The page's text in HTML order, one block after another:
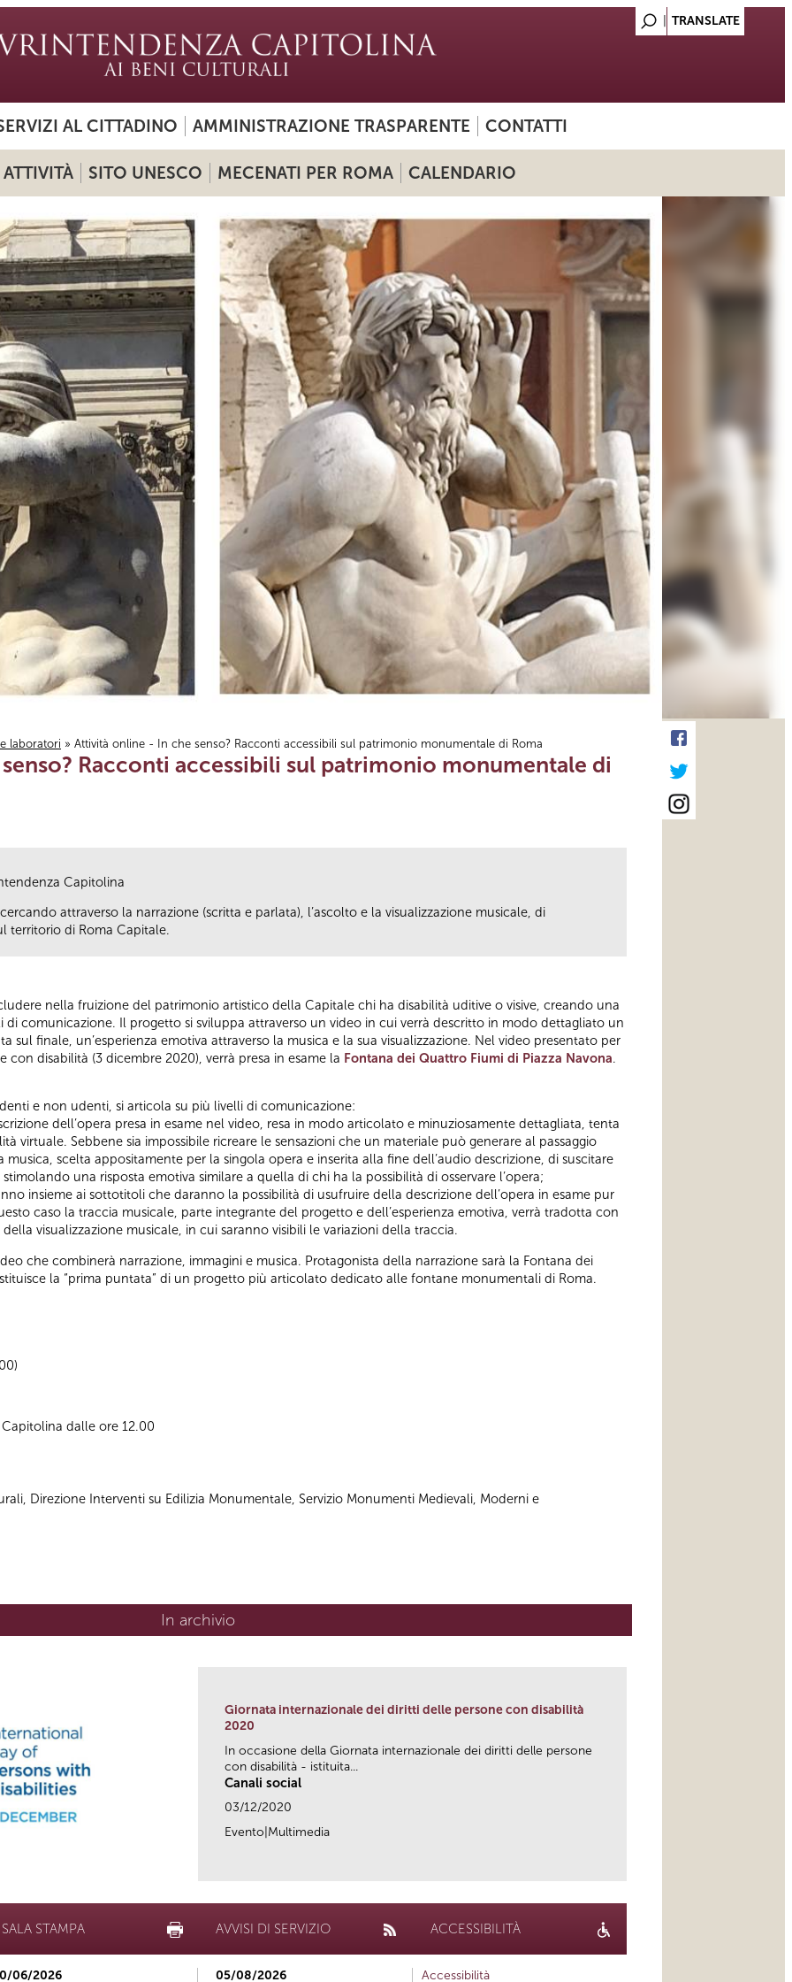
AL CITTADINO AMMINISTRAZIONE TRASPARENTE CONTATTI
ATTIVITÀ SITO UNESCO MECENATI PER ROMA CALENDARIO
laboratori » Attività online - In che senso? Racconti accessibili sul patrimonio monumentale di Roma
Racconti accessibili sul patrimonio monumentale di
Capitolina
attraverso la narrazione (scritta e parlata), l’ascolto e la visualizzazione musicale, di
territorio di Roma Capitale.
nella fruizione del patrimonio artistico della Capitale chi ha disabilità uditive o visive, creando una
comunicazione. Il progetto si sviluppa attraverso un video in cui verrà descritto in modo dettagliato un
sul finale, un’esperienza emotiva attraverso la musica e la sua visualizzazione. Nel video presentato per
disabilità (3 dicembre 2020), verrà presa in esame la Fontana dei Quattro Fiumi di Piazza Navona.
e non udenti, si articola su più livelli di comunicazione:
dell’opera presa in esame nel video, resa in modo articolato e minuziosamente dettagliata, tenta
virtuale. Sebbene sia impossibile ricreare le sensazioni che un materiale può generare al passaggio
musica, scelta appositamente per la singola opera e inserita alla fine dell’audio descrizione, di suscitare
una risposta emotiva similare a quella di chi ha la possibilità di osservare l’opera;
insieme ai sottotitoli che daranno la possibilità di usufruire della descrizione dell’opera in esame pur
caso la traccia musicale, parte integrante del progetto e dell’esperienza emotiva, verrà tradotta con
visualizzazione musicale, in cui saranno visibili le variazioni della traccia.
che combinerà narrazione, immagini e musica. Protagonista della narrazione sarà la Fontana dei
la “prima puntata” di un progetto più articolato dedicato alle fontane monumentali di Roma.
dalle ore 12.00
Direzione Interventi su Edilizia Monumentale, Servizio Monumenti Medievali, Moderni e
In archivio
Giornata internazionale dei diritti delle persone con disabilità
2020
In occasione della Giornata internazionale dei diritti delle persone
con disabilità - istituita...
Canali social
03/12/2020
Evento|Multimedia
SALA STAMPA
06/2026
AVVISI DI SERVIZIO
05/08/2026
ACCESSIBILITÀ
Accessibilità